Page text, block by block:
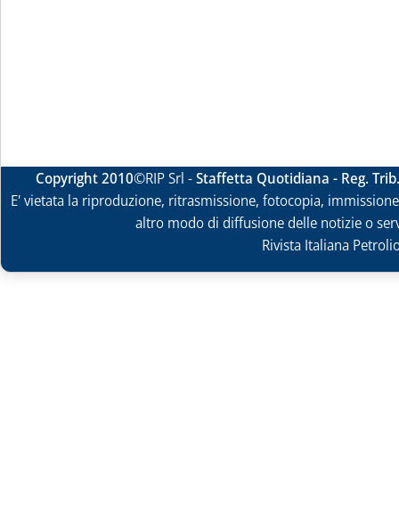
Copyright 2010©RIP Srl -Staffetta Quotidiana - Reg.
E' vietata la riproduzione, ritrasmissione, fotocopia,
altro modo di diffusione delle notizie o
Rivista Italiana